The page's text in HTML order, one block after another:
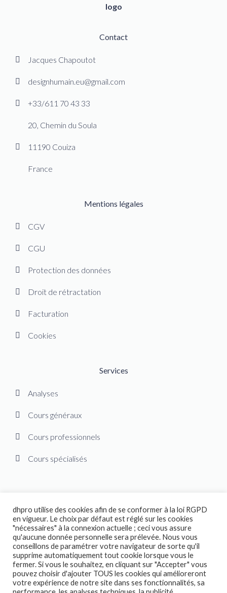
Contact
Jacques Chapoutot
designhumain.eu@gmail.com
+33/611 70 43 33
20, Chemin du Soula
11190 Couiza
France
Mentions légales
CGV
CGU
Protection des données
Droit de rétractation
Facturation
Cookies
Services
Analyses
Cours généraux
Cours professionnels
Cours spécialisés
© designhumain.eu 2007-2026. Tous droits réservés. Jovian Archive
Corporation détient les droits internationaux de « The Human Design
System », « The Global Incarnation Index », « Primary Health System » et
de la connaissance dérivée des enseignements de Ra Uru Hu. Copyright
2004-2026. Le « Rave BodyGraph TM » et le « Rave Mandala TM » sont
des marques déposées de Jovian Archive Corporation. Tous droits
dhpro utilise des cookies afin de se conformer à la loi RGPD
en vigueur. Le choix par défaut est réglé sur les cookies
"nécessaires" à la connexion actuelle ; ceci vous assure
qu'aucune donnée personnelle sera prélevée. Nous vous
conseillons de paramétrer votre navigateur de sorte qu'il
supprime automatiquement tout cookie lorsque vous le
fermer. Si vous le souhaitez, en cliquant sur "Accepter" vous
pouvez choisir d'ajouter TOUS les cookies qui amélioreront
votre expérience de notre site dans ses fonctionnalités, sa